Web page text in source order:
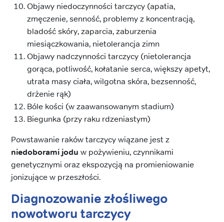
Objawy niedoczynności tarczycy (apatia,
zmęczenie, senność, problemy z koncentracją,
bladość skóry, zaparcia, zaburzenia
miesiączkowania, nietolerancja zimn
Objawy nadczynności tarczycy (nietolerancja
gorąca, potliwość, kołatanie serca, większy apetyt,
utrata masy ciała, wilgotna skóra, bezsenność,
drżenie rąk)
Bóle kości (w zaawansowanym stadium)
Biegunka (przy raku rdzeniastym)
Powstawanie raków tarczycy wiązane jest z
niedoborami jodu w pożywieniu, czynnikami
genetycznymi oraz ekspozycją na promieniowanie
jonizujące w przeszłości.
Diagnozowanie złośliwego
nowotworu tarczycy